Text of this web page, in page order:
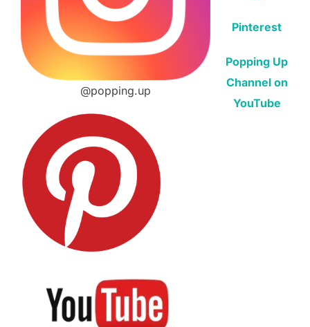
@popping.up
Pinterest
Popping Up
Channel on
YouTube